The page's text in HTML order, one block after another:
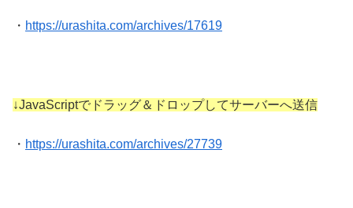
・ https://urashita.com/archives/17619
↓JavaScriptでドラッグ＆ドロップしてサーバーへ送信
・ https://urashita.com/archives/27739